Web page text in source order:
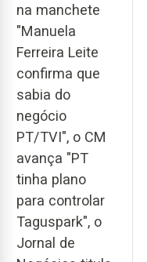
na manchete
"Manuela
Ferreira Leite
confirma que
sabia do
negócio
PT/TVI", o CM
avança "PT
tinha plano
para controlar
Taguspark", o
Jornal de